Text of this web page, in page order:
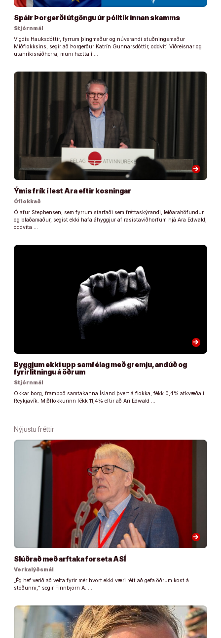
Spáir Þorgerði útgöngu úr pólitík innan skamms
Stjórnmál
Vigdís Hauksdóttir, fyrrum þingmaður og núverandi stuðningsmaður
Miðflokksins, segir að Þorgerður Katrín Gunnarsdóttir, oddviti Viðreisnar og
utanríkisráðherra, muni hætta í …
arrow_forward
Ýmis frík í lest Ara eftir kosningar
Óflokkað
Ólafur Stephensen, sem fyrrum starfaði sem fréttaskýrandi, leiðarahöfundur
og blaðamaður, segist ekki hafa áhyggjur af rasistaviðhorfum hjá Ara Edwald,
oddvita …
arrow_forward
Byggjum ekki upp samfélag með gremju, andúð og
fyrirlitningu á öðrum
Stjórnmál
Okkar borg, framboð samtakanna Ísland þvert á flokka, fékk 0,4% atkvæða í
Reykjavík. Miðflokkurinn fékk 11,4% eftir að Ari Edwald …
Nýjustu fréttir
arrow_forward
Slúðrað með arftaka forseta ASÍ
Verkalýðsmál
„Ég hef verið að velta fyrir mér hvort ekki væri rétt að gefa öðrum kost á
stöðunni,“ segir Finnbjörn A. …